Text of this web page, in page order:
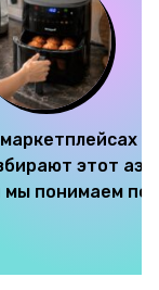
этот
мы понимаем